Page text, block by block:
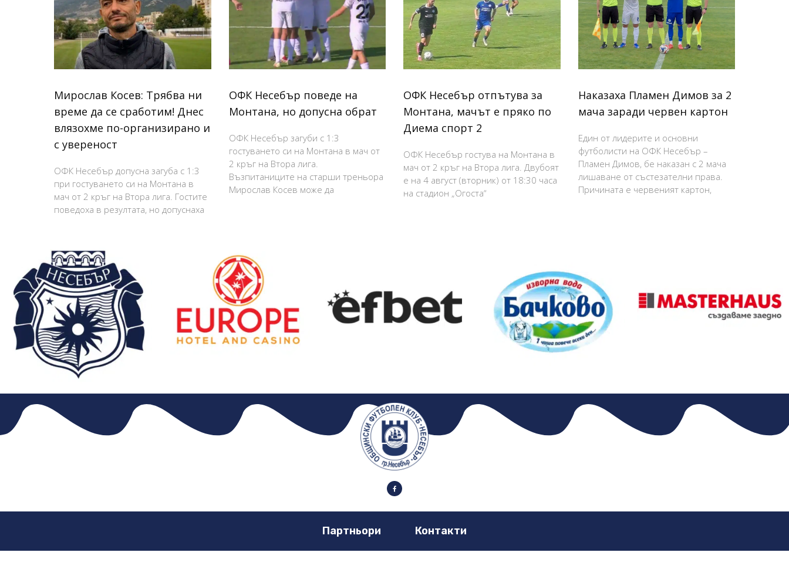
Мирослав Косев: Трябва ни
време да се сработим! Днес
влязохме по-организирано и
с увереност
ОФК Несебър допусна загуба с 1:3
при гостуването си на Монтана в
мач от 2 кръг на Втора лига. Гостите
поведоха в резултата, но допуснаха
ОФК Несебър поведе на
Монтана, но допусна обрат
ОФК Несебър загуби с 1:3
гостуването си на Монтана в мач от
2 кръг на Втора лига.
Възпитаниците на старши треньора
Мирослав Косев може да
ОФК Несебър отпътува за
Монтана, мачът е пряко по
Диема спорт 2
ОФК Несебър гостува на Монтана в
мач от 2 кръг на Втора лига. Двубоят
е на 4 август (вторник) от 18:30 часа
на стадион „Огоста“
Наказаха Пламен Димов за 2
мача заради червен картон
Един от лидерите и основни
футболисти на ОФК Несебър –
Пламен Димов, бе наказан с 2 мача
лишаване от състезателни права.
Причината е червеният картон,
Партньори Контакти